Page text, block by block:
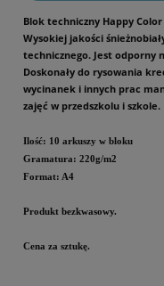
Blok techniczny Happy
Wysokiej jakości
technicznego. Jest odporny
Doskonały do rysowania
wycinanek i innych prac
zajęć w przedszkolu i szkole.
Ilość: 10 arkuszy w bloku
Gramatura: 220g/m2
Format: A4
Produkt bezkwasowy.
Cena za sztukę.